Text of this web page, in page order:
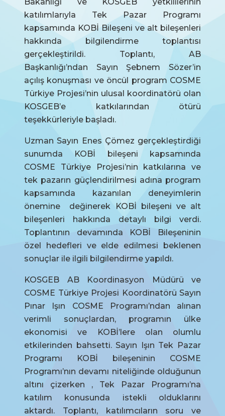
katılımlarıyla Tek Pazar Programı
kapsamında KOBİ Bileşeni ve alt bileşenleri
hakkında bilgilendirme toplantısı
gerçekleştirildi. Toplantı, AB
Başkanlığı’ndan Sayın Şebnem Sözer’in
açılış konuşması ve öncül program COSME
Türkiye Projesi’nin ulusal koordinatörü olan
KOSGEB’e katkılarından ötürü
teşekkürleriyle başladı.
Uzman Sayın Enes Çömez gerçekleştirdiği
sunumda KOBİ bileşeni kapsamında
COSME Türkiye Projesi’nin katkılarına ve
tek pazarın güçlendirilmesi adına program
kapsamında kazanılan deneyimlerin
önemine değinerek KOBİ bileşeni ve alt
bileşenleri hakkında detaylı bilgi verdi.
Toplantının devamında KOBİ Bileşeninin
özel hedefleri ve elde edilmesi beklenen
sonuçlar ile ilgili bilgilendirme yapıldı.
KOSGEB AB Koordinasyon Müdürü ve
COSME Türkiye Projesi Koordinatörü Sayın
Pınar Işın COSME Programı’ndan alınan
verimli sonuçlardan, programın ülke
ekonomisi ve KOBİ’lere olan olumlu
etkilerinden bahsetti. Sayın Işın Tek Pazar
Programı KOBİ bileşeninin COSME
Programı’nın devamı niteliğinde olduğunun
altını çizerken , Tek Pazar Programı’na
katılım konusunda istekli olduklarını
aktardı. Toplantı, katılımcıların soru ve